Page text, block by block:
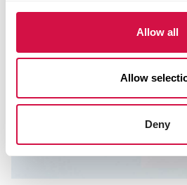
Allow all
Allow
Deny